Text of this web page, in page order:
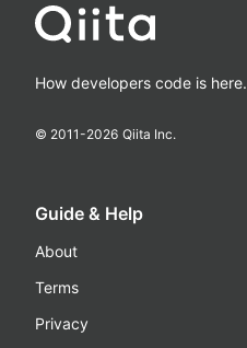
How developers code is here.
© 2011-2026 Qiita Inc.
Guide & Help
About
Terms
Privacy